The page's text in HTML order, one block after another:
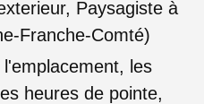
Paysagiste à
Franche-Comté)
les
heures de pointe,